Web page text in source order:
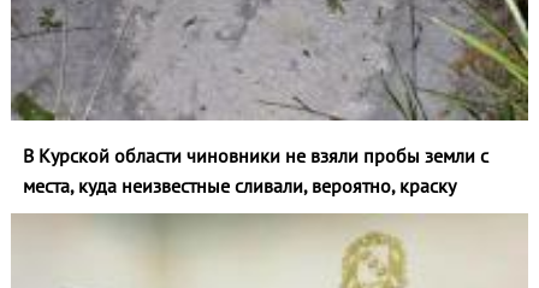
В Курской области чиновники не взяли пробы земли с
места, куда неизвестные сливали, вероятно, краску